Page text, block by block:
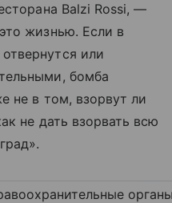
Balzi Rossi, —
жизнью. Если в
или
бомба
не в том, взорвут ли
не дать взорвать всю